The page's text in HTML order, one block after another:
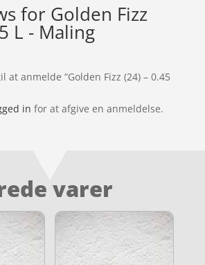
for Golden Fizz
L - Maling
anmelde “Golden Fizz (24) – 0.45
in for at afgive en anmeldelse.
varer